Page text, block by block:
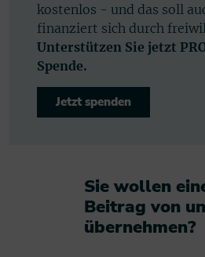
kostenlos - und das soll
finanziert sich durch
Unterstützen Sie jetzt
Spende.
Jetzt spenden
Sie wollen
Beitrag von
übernehmen?​